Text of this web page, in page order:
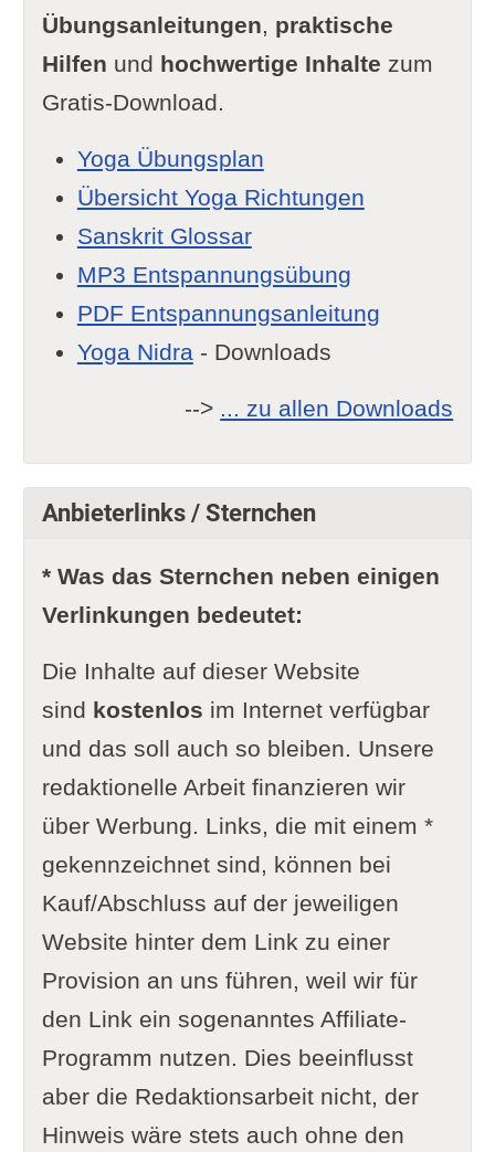
Übungsanleitungen, praktische
Hilfen und hochwertige Inhalte zum
Gratis-Download.
Yoga Übungsplan
Übersicht Yoga Richtungen
Sanskrit Glossar
MP3 Entspannungsübung
PDF Entspannungsanleitung
Yoga Nidra- Downloads
--> ... zu allen Downloads
Anbieterlinks / Sternchen
* Was das Sternchen neben einigen
Verlinkungen bedeutet:
Die Inhalte auf dieser Website
sind kostenlos im Internet verfügbar
und das soll auch so bleiben. Unsere
redaktionelle Arbeit finanzieren wir
über Werbung. Links, die mit einem *
gekennzeichnet sind, können bei
Kauf/Abschluss auf der jeweiligen
Website hinter dem Link zu einer
Provision an uns führen, weil wir für
den Link ein sogenanntes Affiliate-
Programm nutzen. Dies beeinflusst
aber die Redaktionsarbeit nicht, der
Hinweis wäre stets auch ohne den